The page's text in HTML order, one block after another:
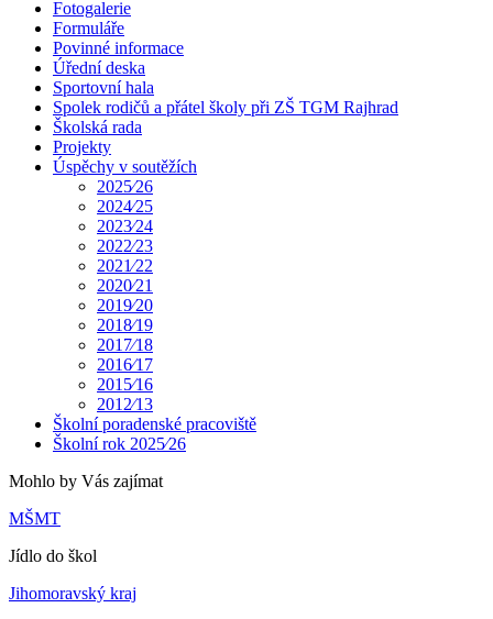
Fotogalerie
Formuláře
Povinné informace
Úřední deska
Sportovní hala
Spolek rodičů a přátel školy při ZŠ TGM Rajhrad
Školská rada
Projekty
Úspěchy v soutěžích
2025⁄26
2024⁄25
2023⁄24
2022⁄23
2021⁄22
2020⁄21
2019⁄20
2018⁄19
2017⁄18
2016⁄17
2015⁄16
2012⁄13
Školní poradenské pracoviště
Školní rok 2025⁄26
Mohlo by Vás zajímat
MŠMT
Jídlo do škol
Jihomoravský kraj